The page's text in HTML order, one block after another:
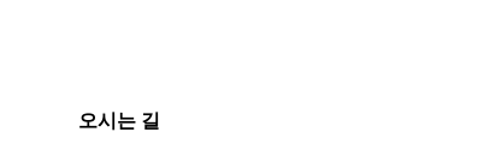
오시는 길